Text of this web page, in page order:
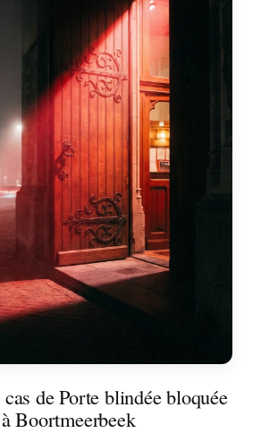
de Porte blindée bloquée
à Boortmeerbeek